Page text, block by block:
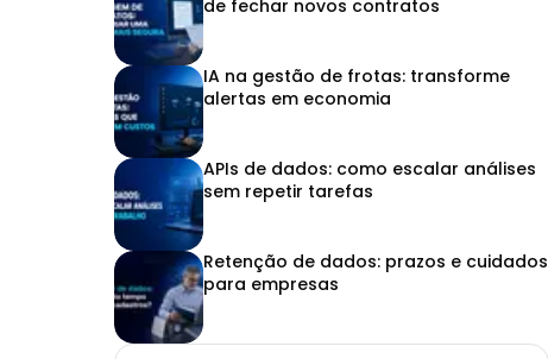
de fechar novos contratos
IA na gestão de frotas: transforme
alertas em economia
APIs de dados: como escalar análises
sem repetir tarefas
Retenção de dados: prazos e cuidados
para empresas